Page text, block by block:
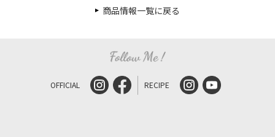
商品情報一覧に戻る
OFFICIAL RECIPE